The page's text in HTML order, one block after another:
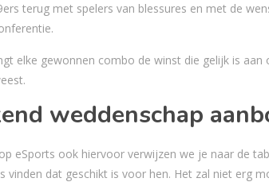
terug met spelers van blessures en met de
elke gewonnen combo de winst die gelijk is
weddenschap
eSports ook hiervoor verwijzen we je naar de
vinden dat geschikt is voor hen. Het zal niet erg